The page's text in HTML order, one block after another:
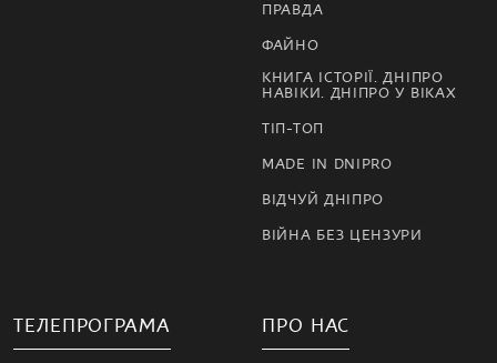
ПРАВДА
ФАЙНО
КНИГА ІСТОРІЇ. ДНІПРО
НАВІКИ. ДНІПРО У ВІКАХ
ТІП-ТОП
MADE IN DNIPRO
ВІДЧУЙ ДНІПРО
ВІЙНА БЕЗ ЦЕНЗУРИ
ТЕЛЕПРОГРАМА ПРО НАС